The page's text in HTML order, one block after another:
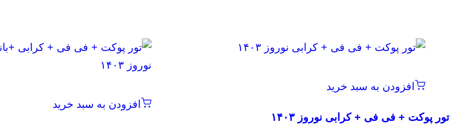
افزودن به سبد خرید
تور پوکت + فی فی + کرابی نوروز ۱۴۰۳
افزودن به سبد خرید